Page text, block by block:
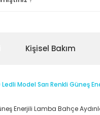
Kişisel Bakım
Ledli Model Sarı Renkli Güneş